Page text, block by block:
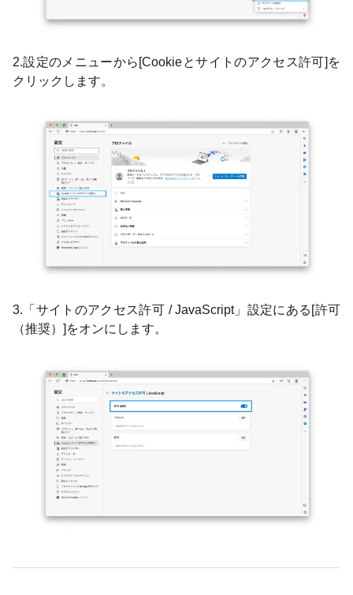
2.設定のメニューから[Cookieとサイトのアクセス許可]を
クリックします。
3.「サイトのアクセス許可 / JavaScript」設定にある[許可
（推奨）]をオンにします。